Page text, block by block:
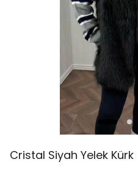
Cristal Siyah Yelek Kürk